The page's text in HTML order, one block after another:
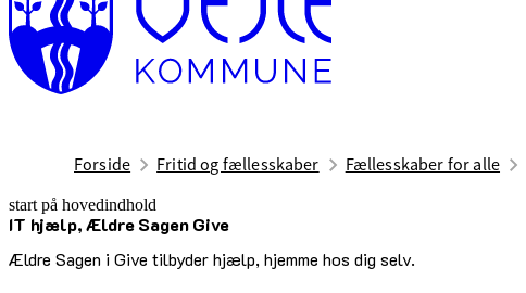
Forside Fritid og fællesskaber Fællesskaber for alle
start på hovedindhold
IT hjælp, Ældre Sagen Give
Ældre Sagen i Give tilbyder hjælp, hjemme hos dig selv.
senest opdateret 3. juli 2026